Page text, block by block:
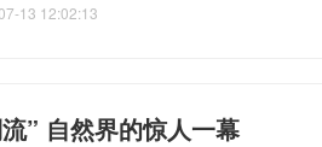
13 12:02:13
” 自然界的惊人一幕